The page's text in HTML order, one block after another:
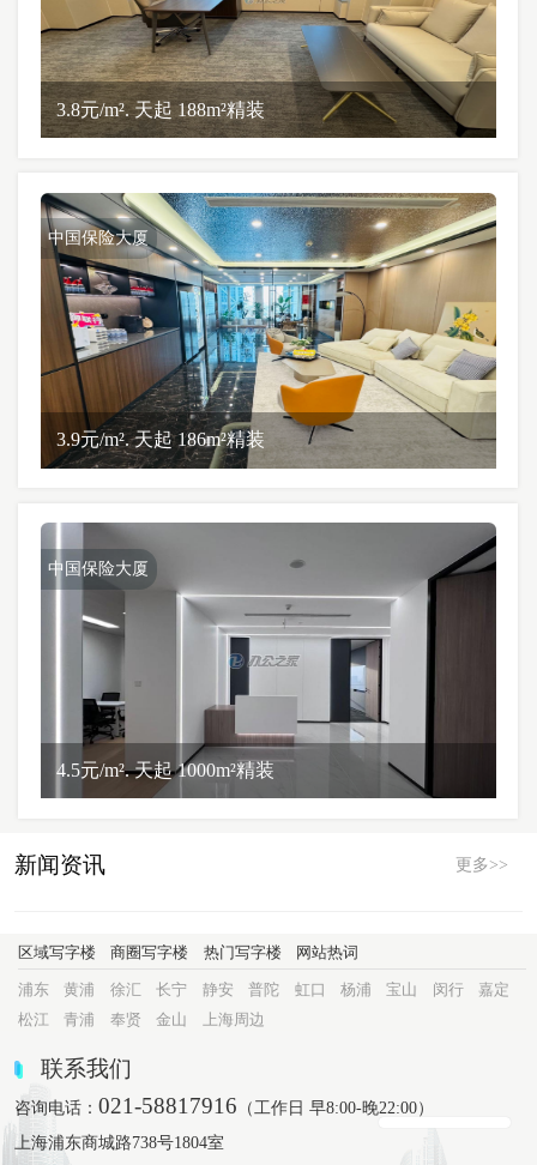
3.8元/m². 天起 188m²精装
中国保险大厦
3.9元/m². 天起 186m²精装
中国保险大厦
4.5元/m². 天起 1000m²精装
新闻资讯 更多>>
区域写字楼 商圈写字楼 热门写字楼 网站热词
浦东 黄浦 徐汇 长宁 静安 普陀 虹口 杨浦 宝山 闵行
嘉定
松江
青浦 奉贤 金山 上海周边
联系我们
咨询电话：021-58817916 （工作日 早8:00-晚22:00）
上海浦东商城路738号1804室